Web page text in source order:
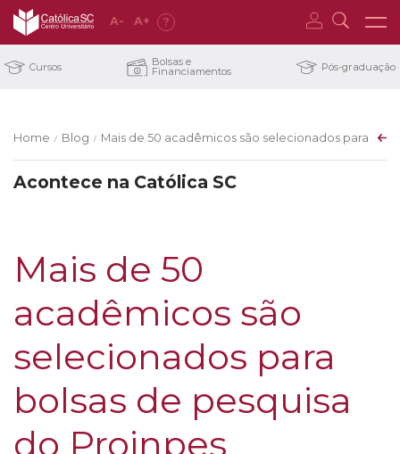
A- A+ ?
Cursos Bolsas e
Financiamentos Pós-graduação
Home / Blog / Mais de 50 acadêmicos são selecionados para
Acontece na Católica SC
Mais de 50
acadêmicos são
selecionados para
bolsas de pesquisa
do Proinpes